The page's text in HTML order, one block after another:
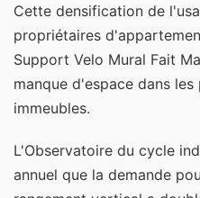
Cette densification de
propriétaires
Support Velo Mural Fait
manque d'espace dans
immeubles.
L'Observatoire du cycle
annuel que la demande